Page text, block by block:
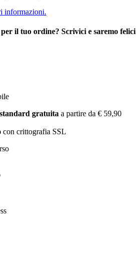
informazioni.
il tuo ordine? Scrivici e saremo felici
gratuita a partire da € 59,90
con crittografia SSL